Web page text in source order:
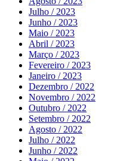
Julho / 2023
Junho / 2023
Maio / 2023
Abril / 2023
Março / 2023
Fevereiro / 2023
Janeiro / 2023
Dezembro / 2022
Novembro / 2022
Outubro / 2022
Setembro / 2022
Agosto / 2022
Julho / 2022
Junho / 2022